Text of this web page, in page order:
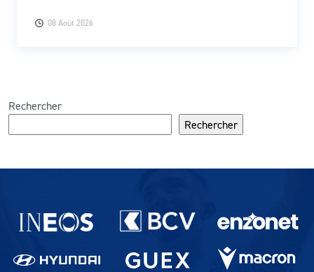
08 Août 2026
Rechercher
Rechercher
Partenaires du lausanne-Sport